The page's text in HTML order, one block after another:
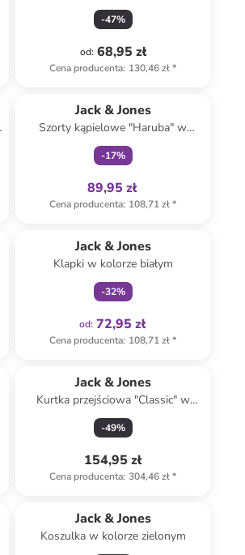
khaki
-47%
od: 68,95 zł
Cena producenta: 130,46 zł*
Jack & Jones
Szorty kąpielowe "Haruba" w
kolorze niebieskim
-17%
89,95 zł
Cena producenta: 108,71 zł*
Jack & Jones
Klapki w kolorze białym
-32%
od: 72,95 zł
Cena producenta: 108,71 zł*
Jack & Jones
Kurtka przejściowa "Classic" w
kolorze khaki
-49%
154,95 zł
Cena producenta: 304,46 zł*
Jack & Jones
Koszulka w kolorze zielonym